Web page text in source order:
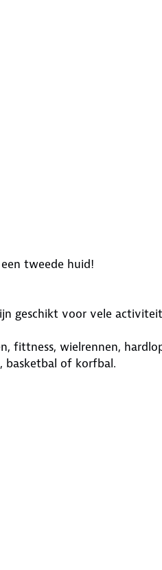
een tweede huid!
geschikt voor vele
fittness, wielrennen,
basketbal of korfbal.
meer stabiliteit in het
aan als een tweede huid
geen kans om te
en daardoor kan er meer
in de voeten ontstaat door
tijdens lange
temperatuur en het vocht